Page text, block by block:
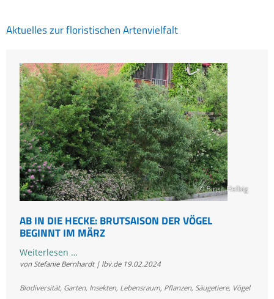
Aktuelles zur floristischen Artenvielfalt
© Birgit Helbig
AB IN DIE HECKE: BRUTSAISON DER VÖGEL
BEGINNT IM MÄRZ
Weiterlesen …Ab
in
Hecke:
von Stefanie Bernhardt | lbv.de 19.02.2024
Biodiversität, Garten, Insekten, Lebensraum, Pflanzen, Säugetiere, Vögel